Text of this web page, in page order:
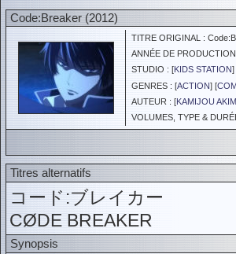
Code:Breaker (2012)
TITRE ORIGINAL :
ANNÉE DE
STUDIO : [KIDS STATION]
GENRES : [ACTION] [
AUTEUR : [KAMIJOU
VOLUMES, TYPE &
Titres alternatifs
コード:ブレイカー
CØDE BREAKER
Synopsis